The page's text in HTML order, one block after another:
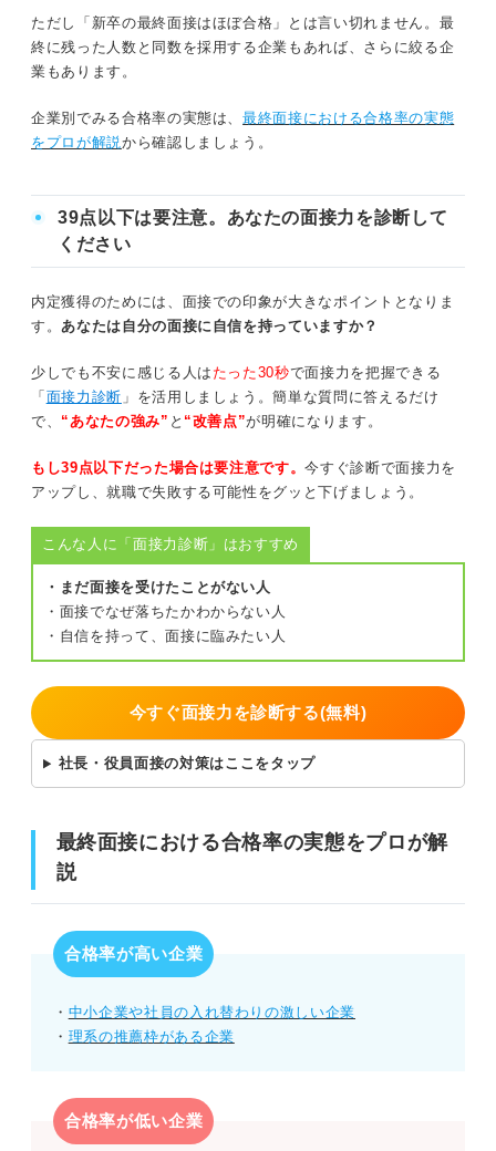
ただし「新卒の最終面接はほぼ合格」とは言い切れません。最
終に残った人数と同数を採用する企業もあれば、さらに絞る企
業もあります。
企業別でみる合格率の実態は、最終面接における合格率の実態
をプロが解説から確認しましょう。
39点以下は要注意。あなたの面接力を診断して
ください
内定獲得のためには、面接での印象が大きなポイントとなりま
す。 あなたは自分の面接に自信を持っていますか？
少しでも不安に感じる人は たった30秒で面接力を把握できる
「 面接力診断 」を活用しましょう。簡単な質問に答えるだけ
で、 “あなたの強み” と “改善点”が明確になります。
もし39点以下だった場合は要注意です。今すぐ診断で面接力を
アップし、就職で失敗する可能性をグッと下げましょう。
こんな人に「面接力診断」はおすすめ
・まだ面接を受けたことがない人
・面接でなぜ落ちたかわからない人
・自信を持って、面接に臨みたい人
今すぐ面接力を診断する(無料)
社長・役員面接の対策はここをタップ
最終面接における合格率の実態をプロが解
説
合格率が高い企業
・ 中小企業や社員の入れ替わりの激しい企業
・ 理系の推薦枠がある企業
合格率が低い企業
合格率が高い新卒の最終面接の特徴
他社の選考状況を入念に聞かれる
会社の魅力や入社後の働き方に関する話題が多い
内定率アップ！ 新卒の最終面接で合格するための対策方
一次・二次面接と同等の緊張感を持つ
会社のビジョンと価値観のマッチ度を伝える
最終面接の頻出質問への回答を用意する
入社後のプランを明確にする
油断は禁物！ 入念な準備をして新卒の最終面接を突破し